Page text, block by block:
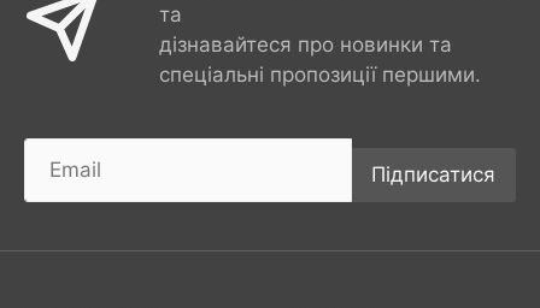
та
дізнавайтеся про новинки та
спеціальні пропозиції першими.
Підписатися